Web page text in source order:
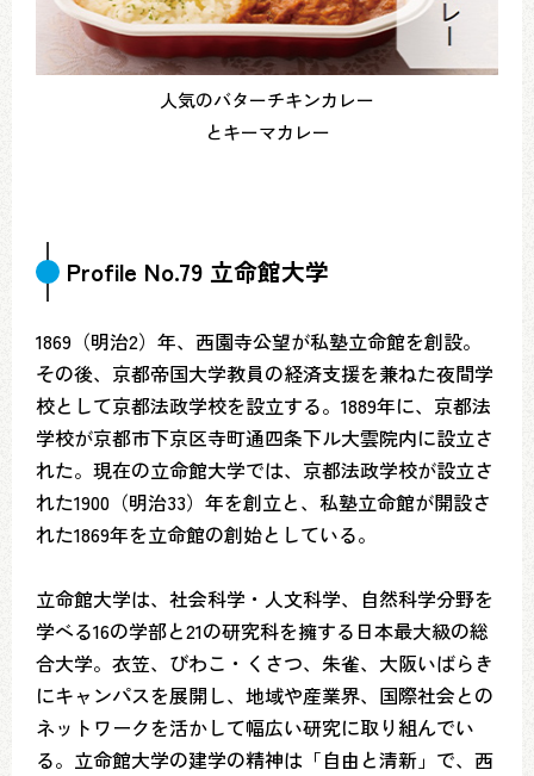
人気のバターチキンカレー
とキーマカレー
Profile No.79 立命館大学
1869（明治2）年、西園寺公望が私塾立命館を創設。
その後、京都帝国大学教員の経済支援を兼ねた夜間学
校として京都法政学校を設立する。1889年に、京都法
学校が京都市下京区寺町通四条下ル大雲院内に設立さ
れた。現在の立命館大学では、京都法政学校が設立さ
れた1900（明治33）年を創立と、私塾立命館が開設さ
れた1869年を立命館の創始としている。
立命館大学は、社会科学・人文科学、自然科学分野を
学べる16の学部と21の研究科を擁する日本最大級の総
合大学。衣笠、びわこ・くさつ、朱雀、大阪いばらき
にキャンパスを展開し、地域や産業界、国際社会との
ネットワークを活かして幅広い研究に取り組んでい
る。立命館大学の建学の精神は「自由と清新」で、西